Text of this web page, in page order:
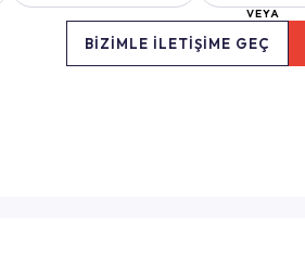
VEYA
BİZİMLE İLETİŞİME GEÇ